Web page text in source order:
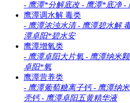
- 鹰潭*分解底改 - 鹰潭*底净 -
鹰潭调水解 毒类
- 鹰潭浓浊水清 - 鹰潭碧水解
潭卓阳*碧水安
鹰潭增氧类
- 鹰潭卓阳大片氧 - 鹰潭纳米
卓阳*氧
鹰潭营养类
- 鹰潭葡萄糖离子钙 - 鹰潭纳
壳钙 - 鹰潭卓阳五黄精华液